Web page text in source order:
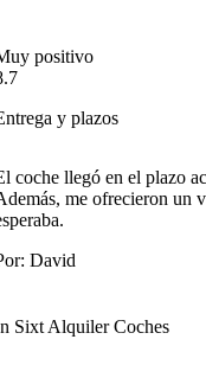
positivo
y plazos
coche llegó en el plazo
me ofrecieron un
David
Sixt Alquiler Coches